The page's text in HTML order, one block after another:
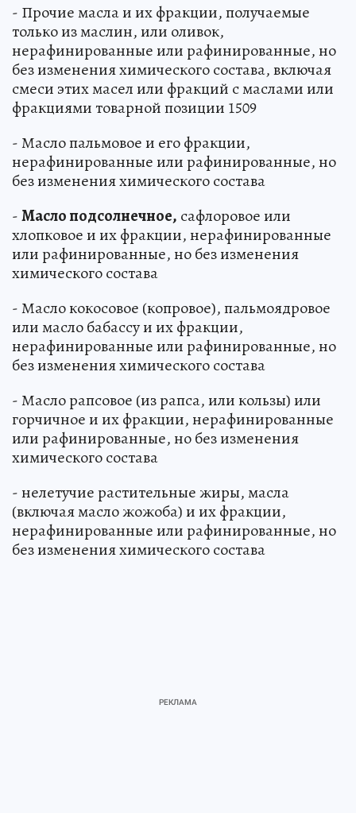
- Прочие масла и их фракции, получаемые
только из маслин, или оливок,
нерафинированные или рафинированные, но
без изменения химического состава, включая
смеси этих масел или фракций с маслами или
фракциями товарной позиции 1509
- Масло пальмовое и его фракции,
нерафинированные или рафинированные, но
без изменения химического состава
-Масло подсолнечное, сафлоровое или
хлопковое и их фракции, нерафинированные
или рафинированные, но без изменения
химического состава
- Масло кокосовое (копровое), пальмоядровое
или масло бабассу и их фракции,
нерафинированные или рафинированные, но
без изменения химического состава
- Масло рапсовое (из рапса, или кользы) или
горчичное и их фракции, нерафинированные
или рафинированные, но без изменения
химического состава
- нелетучие растительные жиры, масла
(включая масло жожоба) и их фракции,
нерафинированные или рафинированные, но
без изменения химического состава